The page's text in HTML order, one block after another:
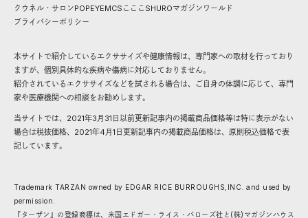
クウネル・サロンPOPEYEMCS こここ SHUROマガジンワールド
プライバシーポリシー
本サイトで紹介しているエクササイズや健康情報は、専門家への取材を行っており
ますが、個別具体的な疾病や傷病に対応しておりません。
紹介されているエクササイズなどを試される場合は、ご自身の体調に応じて、専門
家や医療機関への相談をお勧めします。
当サイトでは、2021年3月31日以前更新記事内の掲載商品価格等は特に表示がない
場合は税抜価格、2021年4月1日更新記事内の掲載商品価格は、原則税込価格で表
記しています。
Trademark TARZAN owned by EDGAR RICE BURROUGHS,INC. and used by
permission.
『ターザン』の登録商標は、米国エドガー・ライス・バローズ社と(株)マガジンハウス